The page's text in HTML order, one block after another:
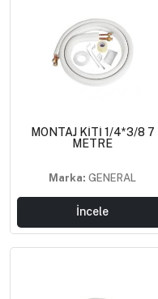
MONTAJ KİTİ 1/4*3/8 7
METRE
Marka: GENERAL
İncele